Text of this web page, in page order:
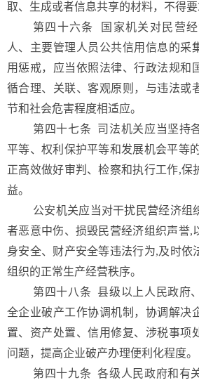
取、生成或者信息共享的材料，不得要
第四十六条 国家机关对民营
人、主要管理人员公共信用信息的采
用惩戒，应当依照法律、行政法规和
循合理、关联、客观原则，与违法或
节和社会危害程度相适应。
第四十七条 司法机关应当坚持
平等、权利保护平等和发展机会平等
正高效做好审判、检察和执行工作,保
益。
公安机关应当对干扰民营经济组
者恶意中伤、损毁民营经济组织声誉,
身安全、财产安全等违法行为,及时依
组织的正常生产经营秩序。
第四十八条 县级以上人民政府
全企业破产工作协调机制，协调解决
置、资产处置、信用修复、涉税事项
问题，提高企业破产办理便利化程度。
第四十九条 各级人民政府和有